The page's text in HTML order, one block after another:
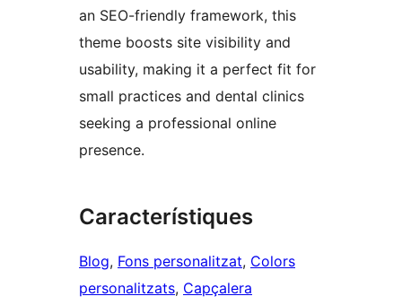
an SEO-friendly framework, this
theme boosts site visibility and
usability, making it a perfect fit for
small practices and dental clinics
seeking a professional online
presence.
Característiques
Blog, Fons personalitzat, Colors
personalitzats, Capçalera